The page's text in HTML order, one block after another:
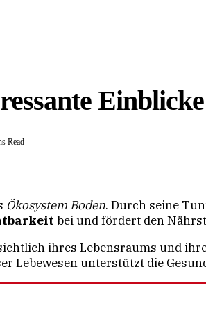
Einblicke
Read
Ökosystem Boden. Durch seine
bei und fördert den
ihres Lebensraums und
Lebewesen unterstützt die